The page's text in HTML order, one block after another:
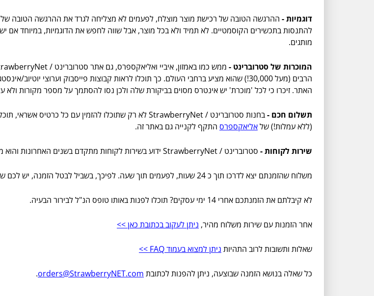
דוגמיות - ההרגשה הטובה של רכישת מוצר מוצלח, לפעמים לא מצליחה לגרד את ההרגשה הטובה של
להתנסות בתכשירים הקוסמטיים. לא תמיד ולא בכל מוצר, אבל שווה לחפש את הדוגמיות, במיוחד אם
מותגים.
המוכרות של סטרוברינט -
הרבים (מעל 30,000!) שהוא מציע ברחבי העולם. כך תוכלו לראות קבוצות פייסבוק וערוצי
האתר. זיכרו כי לכל 'מוכרת' יש אינטרס מסוים בביקורת שלה ולכן נסו להסתמך על מספר מקורות ולא
תשלום חכם -
(ללא עמלות!) שלאליאקספרס התקף לקנייה גם באתר זה.
שירות לקוחות - סטרוברינט / StrawberryNet ידוע בשירות לקוחות מתקדם בשנים האחרונות והוא מציע מגוון דרכים לשמור על שביעות רצון גבוהה:
משלוח שהזמנתם יצא לדרכו תוך כ 24 שעות, לפעמים תוך שעה. לפיכך, בשביל לבטל הזמנה, יש לכם שעה מרגע הקנייה לפנות באמצעות
לא קיבלתם את הזמנתכם אחרי 14 ימי עסקים? תוכלו לפנות באותו טופס הנ"ל לבירור הבעיה.
אחר הזמנות עם שירות משלוח מהיר, ניתן לעקוב בכתובת כאן >>
שאלות ותשובות לרוב התהיות ניתן למצוא בעמוד FAQ >>
כל שאלה בנושא הזמנה שבוצעה, ניתן להפנות לכתובת orders@StrawberryNET.com
.